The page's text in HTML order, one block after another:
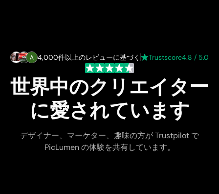
4,000件以上のレビューに基づく Trustscore4.8 / 5.0
世界中のクリエイター
に愛されています
デザイナー、マーケター、趣味の方が Trustpilot で
PicLumen の体験を共有しています。